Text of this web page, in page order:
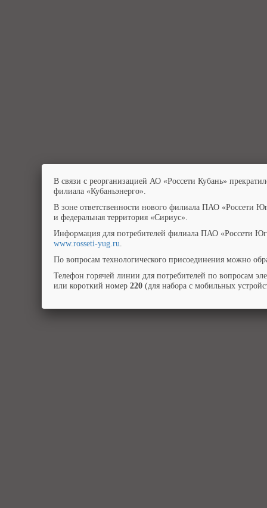
В связи с реорганизацией АО «Россети Кубань»
филиала «Кубаньэнерго».
В зоне ответственности нового филиала ПАО «Россети
и федеральная территория «Сириус».
Информация для потребителей филиала ПАО «Россети
www.rosseti-yug.ru.
По вопросам технологического присоединения можно
Телефон горячей линии для потребителей по вопросам
или короткий номер 220 (для набора с мобильных